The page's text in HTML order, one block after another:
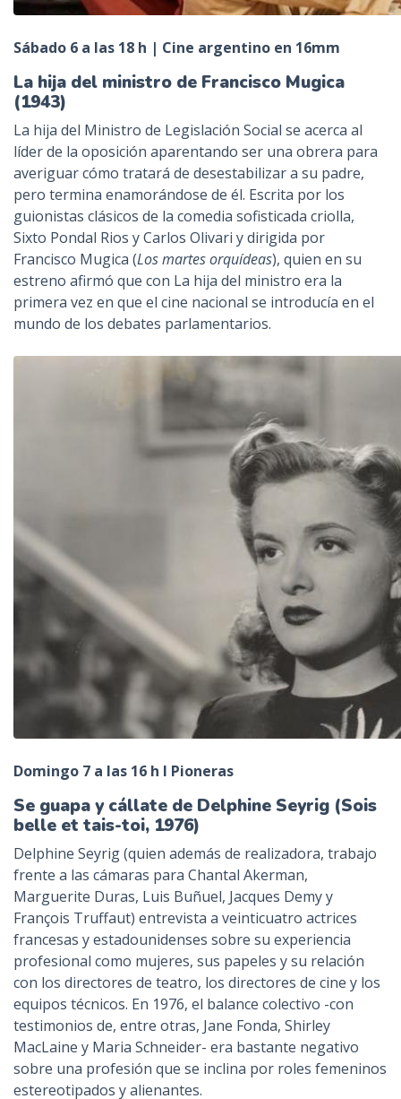
Sábado 6 a las 18 h | Cine argentino en 16mm
La hija del ministro de Francisco Mugica
(1943)
La hija del Ministro de Legislación Social se acerca al
líder de la oposición aparentando ser una obrera para
averiguar cómo tratará de desestabilizar a su padre,
pero termina enamorándose de él. Escrita por los
guionistas clásicos de la comedia sofisticada criolla,
Sixto Pondal Rios y Carlos Olivari y dirigida por
Francisco Mugica (Los martes orquídeas), quien en su
estreno afirmó que con La hija del ministro era la
primera vez en que el cine nacional se introducía en el
mundo de los debates parlamentarios.
Domingo 7 a las 16 h I Pioneras
Se guapa y cállate de Delphine Seyrig (Sois
belle et tais-toi, 1976)
Delphine Seyrig (quien además de realizadora, trabajo
frente a las cámaras para Chantal Akerman,
Marguerite Duras, Luis Buñuel, Jacques Demy y
François Truffaut) entrevista a veinticuatro actrices
francesas y estadounidenses sobre su experiencia
profesional como mujeres, sus papeles y su relación
con los directores de teatro, los directores de cine y los
equipos técnicos. En 1976, el balance colectivo -con
testimonios de, entre otras, Jane Fonda, Shirley
MacLaine y Maria Schneider- era bastante negativo
sobre una profesión que se inclina por roles femeninos
estereotipados y alienantes.